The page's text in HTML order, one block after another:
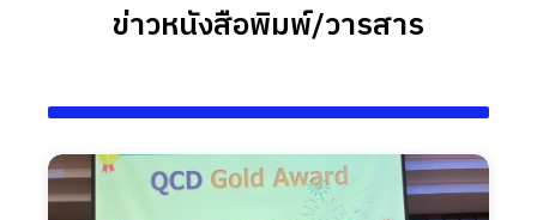
ข่าวหนังสือพิมพ์/วารสาร